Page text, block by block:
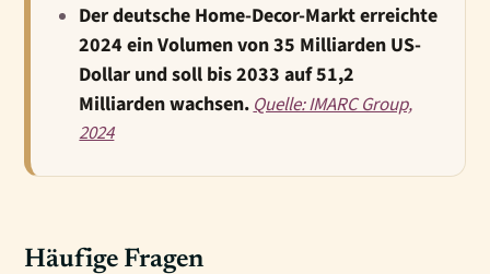
Der deutsche Home-Decor-Markt erreichte
2024 ein Volumen von 35 Milliarden US-
Dollar und soll bis 2033 auf 51,2
Milliarden wachsen.Quelle: IMARC Group,
2024
Häufige Fragen